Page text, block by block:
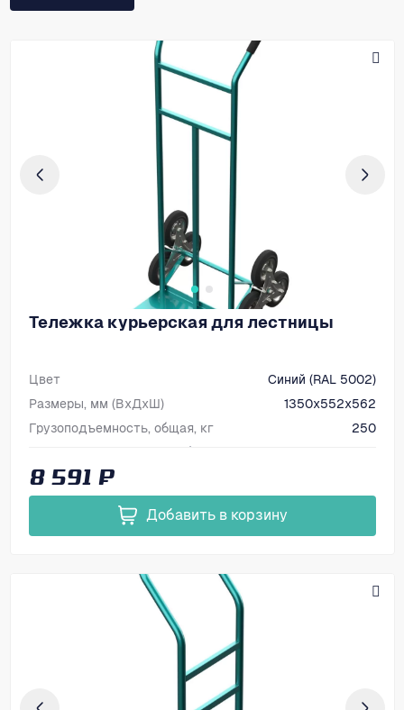
Тележка курьерская для лестницы
Цвет
Синий (RAL 5002)
Размеры, мм (ВхДхШ)
1350х552х562
Грузоподъемность, общая, кг
250
8 591 ₽
Добавить в корзину